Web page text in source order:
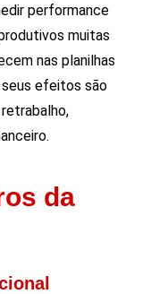
performance
muitas
nas planilhas
seus efeitos são
da